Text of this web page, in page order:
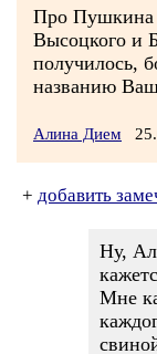
Про Пушкина
Высоцкого и
получилось,
названию
Алина Дием
+ добавить
Ну,
Мне